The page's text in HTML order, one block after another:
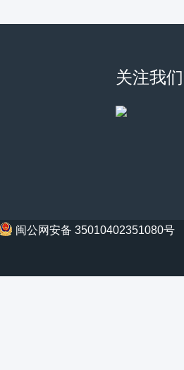
关注我们
闽公网安备 35010402351080号